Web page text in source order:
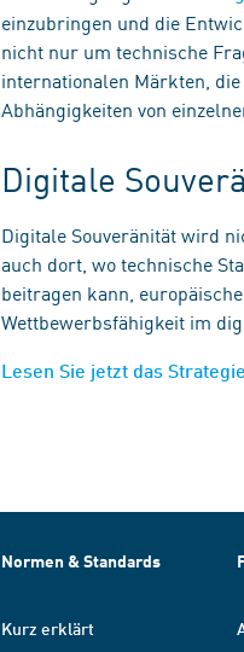
einzubringen und die
nicht nur um technische
internationalen Märkten,
Abhängigkeiten von
Digitale
Digitale Souveränität wird
auch dort, wo technische
beitragen kann,
Wettbewerbsfähigkeit im
Lesen Sie jetzt das
Normen & Standards
Kurz erklärt